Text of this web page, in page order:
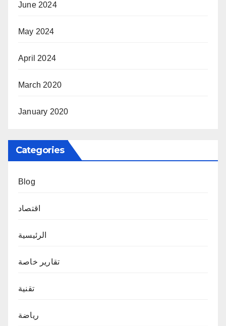
June 2024
May 2024
April 2024
March 2020
January 2020
Categories
Blog
اقتصاد
الرئيسية
تقارير خاصة
تقنية
رياضة